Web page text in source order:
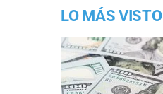
LO MÁS VISTO